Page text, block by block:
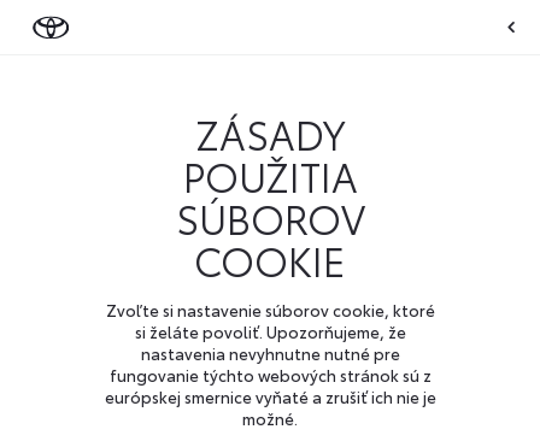
ZÁSADY
POUŽITIA
SÚBOROV
COOKIE
Zvoľte si nastavenie súborov cookie, ktoré
si želáte povoliť. Upozorňujeme, že
nastavenia nevyhnutne nutné pre
fungovanie týchto webových stránok sú z
európskej smernice vyňaté a zrušiť ich nie je
možné.